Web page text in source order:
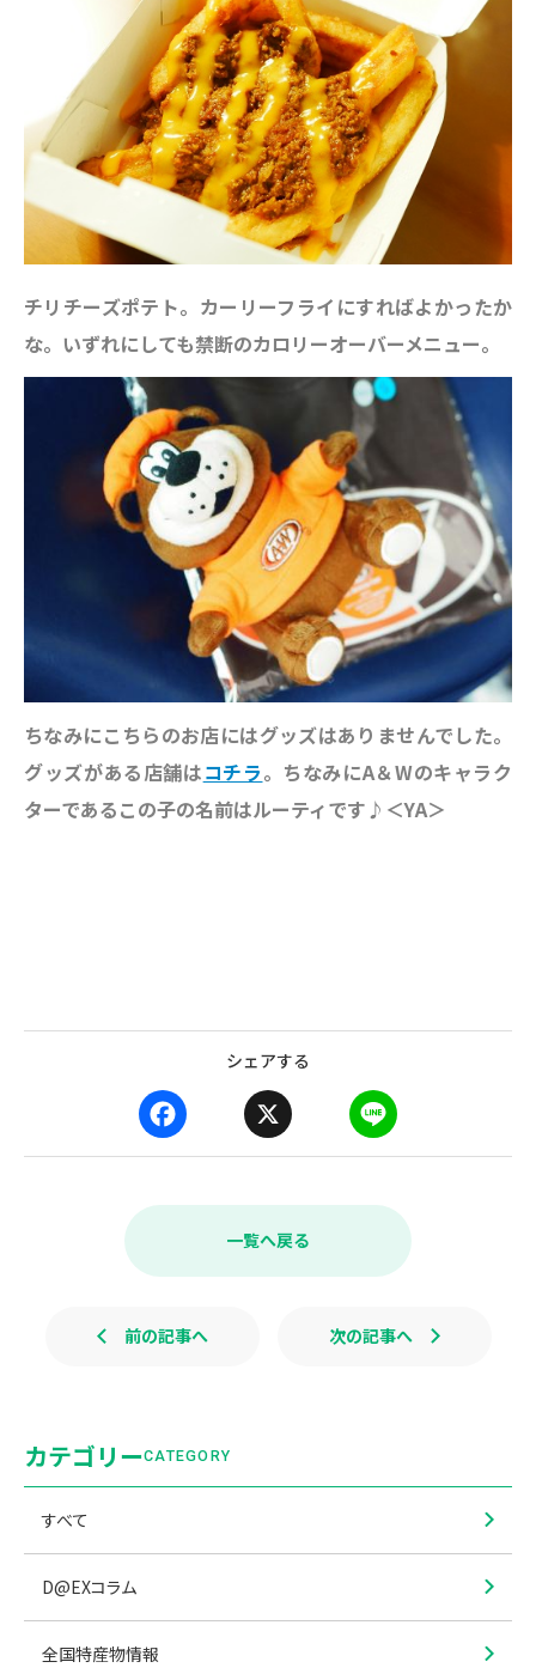
チリチーズポテト。カーリーフライにすればよかったか
な。いずれにしても禁断のカロリーオーバーメニュー。
ちなみにこちらのお店にはグッズはありませんでした。
グッズがある店舗はコチラ。ちなみにA＆Wのキャラク
ターであるこの子の名前はルーティです♪＜YA＞
シェアする
a
e
k
i
e
一覧へ戻る
前の記事へ 次の記事へ
カテゴリーCATEGORY
すべて
D@EXコラム
全国特産物情報